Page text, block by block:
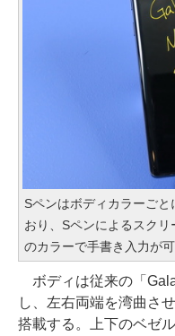
Sペンはボディカラーご
おり、Sペンによるスク
のカラーで手書き入力が
ボディは従来の「
し、左右両端を湾曲さ
搭載する。上下のベゼ